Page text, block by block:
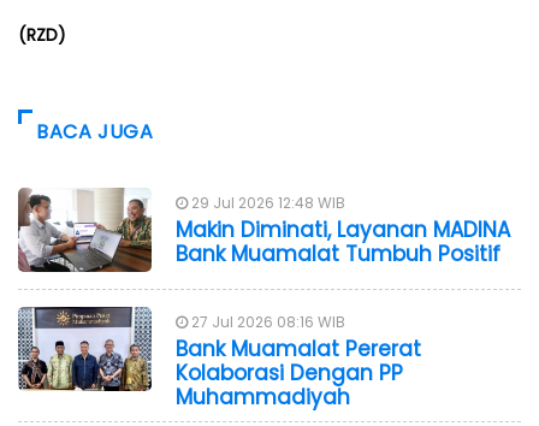
(RZD)
BACA JUGA
29 Jul 2026 12:48 WIB
Makin Diminati, Layanan MADINA
Bank Muamalat Tumbuh Positif
27 Jul 2026 08:16 WIB
Bank Muamalat Pererat
Kolaborasi Dengan PP
Muhammadiyah